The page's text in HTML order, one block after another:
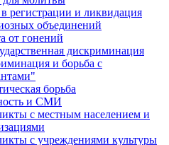
регистрации и ликвидация
объединений
от гонений
дискриминация
и борьба с
борьба
и СМИ
с местным населением и
с учреждениями культуры